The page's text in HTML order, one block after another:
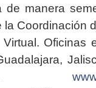
de manera
Coordinación
Oficinas